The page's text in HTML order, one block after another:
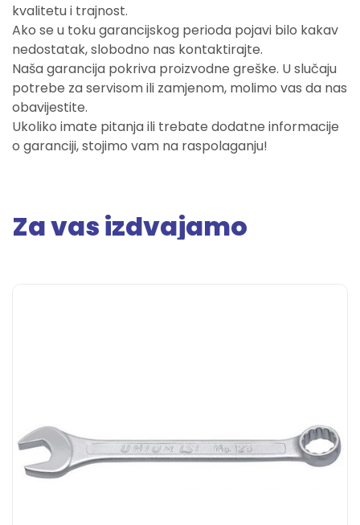
kvalitetu i trajnost.
Ako se u toku garancijskog perioda pojavi bilo kakav
nedostatak, slobodno nas kontaktirajte.
Naša garancija pokriva proizvodne greške. U slučaju
potrebe za servisom ili zamjenom, molimo vas da nas
obavijestite.
Ukoliko imate pitanja ili trebate dodatne informacije
o garanciji, stojimo vam na raspolaganju!
Za vas izdvajamo